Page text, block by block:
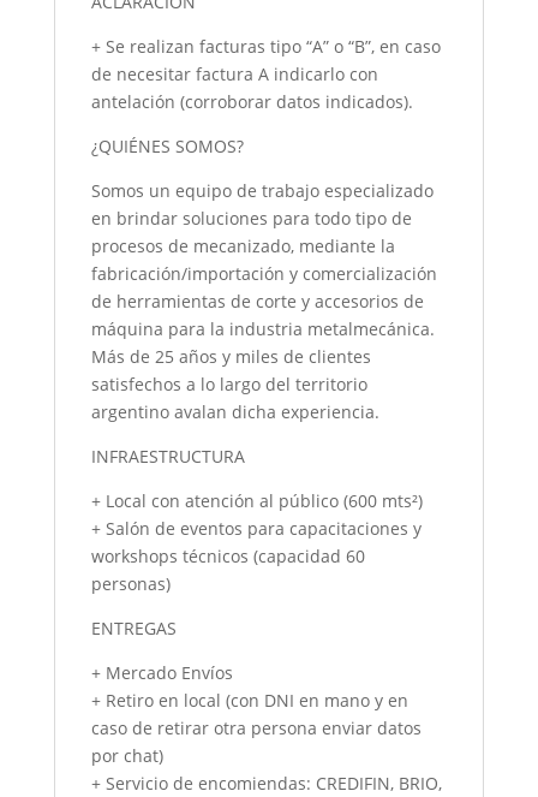
+ Se realizan facturas tipo “A” o “B”, en caso
de necesitar factura A indicarlo con
antelación (corroborar datos indicados).
¿QUIÉNES SOMOS?
Somos un equipo de trabajo especializado
en brindar soluciones para todo tipo de
procesos de mecanizado, mediante la
fabricación/importación y comercialización
de herramientas de corte y accesorios de
máquina para la industria metalmecánica.
Más de 25 años y miles de clientes
satisfechos a lo largo del territorio
argentino avalan dicha experiencia.
INFRAESTRUCTURA
+ Local con atención al público (600 mts²)
+ Salón de eventos para capacitaciones y
workshops técnicos (capacidad 60
personas)
ENTREGAS
+ Mercado Envíos
+ Retiro en local (con DNI en mano y en
caso de retirar otra persona enviar datos
por chat)
+ Servicio de encomiendas: CREDIFIN, BRIO,